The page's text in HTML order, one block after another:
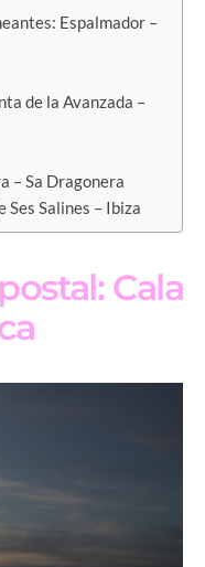
Espalmador –
de la Avanzada –
– Sa Dragonera
Ses Salines – Ibiza
Cala